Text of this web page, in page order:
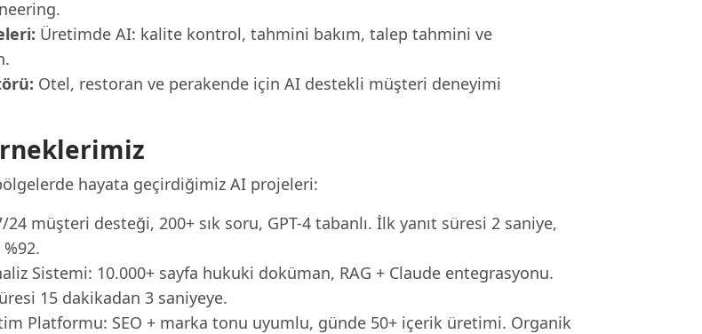
Üretimde AI: kalite kontrol, tahmini bakım, talep tahmini ve
Otel, restoran ve perakende için AI destekli müşteri deneyimi
hayata geçirdiğimiz AI projeleri:
müşteri desteği, 200+ sık soru, GPT-4 tabanlı. İlk yanıt süresi 2 saniye,
Sistemi: 10.000+ sayfa hukuki doküman, RAG + Claude entegrasyonu.
15 dakikadan 3 saniyeye.
Platformu: SEO + marka tonu uyumlu, günde 50+ içerik üretimi. Organik